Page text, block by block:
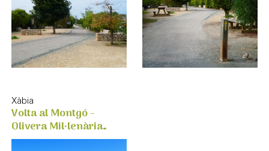
Xàbia
Volta al Montgó -
Olivera Mil·lenària
(bici)